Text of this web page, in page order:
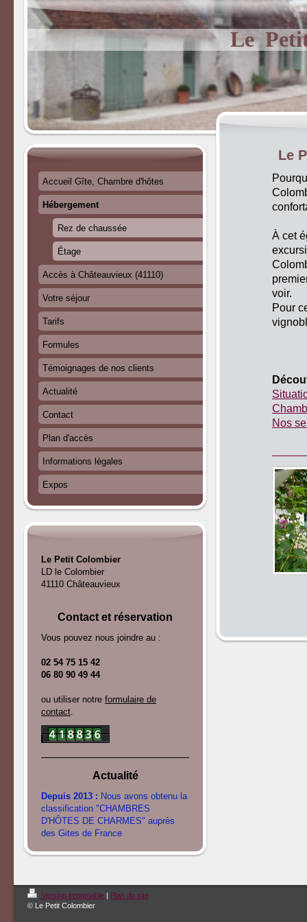
Le
Le
À cet
voir.
Pour
Nos
Accueil Gîte, Chambre d'hôtes
Hébergement
Rez de chaussée
Étage
Accès à Châteauvieux (41110)
Votre séjour
Tarifs
Formules
Témoignages de nos clients
Actualité
Contact
Plan d'accès
Informations légales
Expos
Le Petit Colombier
LD le Colombier
41110 Châteauvieux
Contact et réservation
Vous pouvez nous joindre au :
02 54 75 15 42
06 80 90 49 44
ou utiliser notre formulaire de
contact.
Actualité
Depuis 2013 : Nous avons obtenu la
classification "CHAMBRES
D'HÔTES DE CHARMES" auprès
des Gites de France
Version imprimable | Plan du site
© Le Petit Colombier